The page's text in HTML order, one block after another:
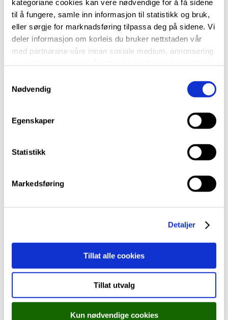
kategoriane cookies kan vere nødvendige for å få sidene
til å fungere, samle inn informasjon til statistikk og bruk,
eller sørgje for marknadsføring tilpassa deg på sidene. Vi
deler informasjon om korleis du bruker nettstaden vår
med partnarane våre innan sosiale medium, annonsering
når du vil trekke samtykket ditt. Sjå meir om kva cookies
Nødvendig
Egenskaper
Statistikk
Markedsføring
Detaljer
Tillat alle cookies
Tillat utvalg
Kun nødvendige cookies
Utenfor The Little Museum of Dublin
De fikk oppleve historiske steder og bli bedre kjent
med irsk litteratur, kunst og kultur - men også være
med på undervisning ved John Scottus School.
Elevene brukte engelsken sin og opplevde irsk
hverdagsliv med sine vertsfamilier, og måtte lære seg
nasjonalitet. Det er verdifulle erfaringer, og minner de
Powerscourt Estate er et kjent parkanlegg utenfor